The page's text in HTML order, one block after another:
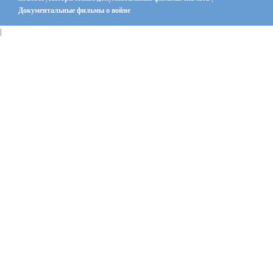
Документальные фильмы о войне